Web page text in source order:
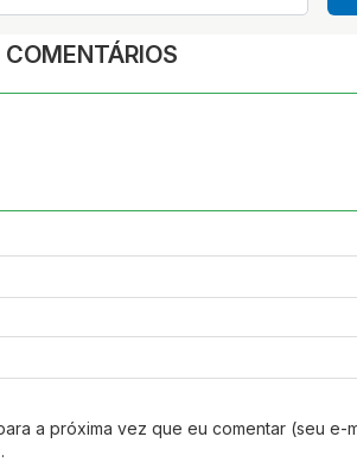
COMENTÁRIOS
a próxima vez que eu comentar (seu e-